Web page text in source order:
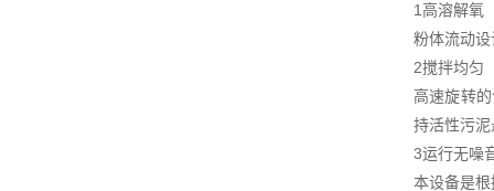
1高溶解氧
粉体流动
2搅拌均匀
高速旋转
持活性污
3运行无噪
本设备是